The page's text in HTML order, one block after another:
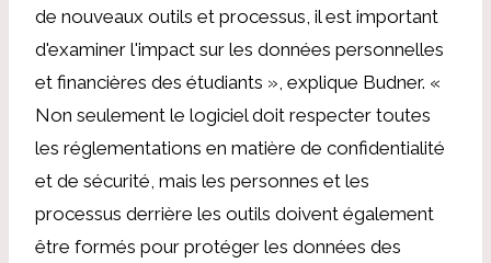
de nouveaux outils et processus, il est important
d'examiner l'impact sur les données personnelles
et financières des étudiants », explique Budner. «
Non seulement le logiciel doit respecter toutes
les réglementations en matière de confidentialité
et de sécurité, mais les personnes et les
processus derrière les outils doivent également
être formés pour protéger les données des